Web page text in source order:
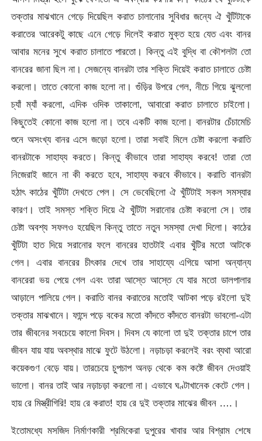
তক্তার মাঝখানে গেড়ে দিয়েছিল করাত চালানোর সুবিধার জন্যে ঐ খুঁটিটাকে
করাতের আরেকটু কাছে এনে গেড়ে দিলেই করাত মুক্ত হয়ে যেত এবং বানর
আবার মনের সুখে করাত চালাতে পারতো। কিন্তু এই বুদ্ধি বা কৌশলটা তো
বানরের জানা ছিল না। সেজন্যে বানরটা তার শক্তি দিয়েই করাত চালাতে চেষ্টা
করলো। তাতে কোনো কাজ হলো না। গুঁড়ির উপরে গেল, নীচে গিয়ে ঝুললো
চ্যাঁ ম্যাঁ করলো, এদিক ওদিক তাকালো, আবারো করাত চালাতে চাইলো।
কিছুতেই কোনো কাজ হলো না। তবে একটি কাজ হলো। বানরটার চেঁচামেচি
শুনে অসংখ্য বানর এসে জড়ো হলো। তারা সবাই মিলে চেষ্টা করলো করাতি
বানরটাকে সাহায্য করতে। কিন্তু কীভাবে তারা সাহায্য করবে! তারা তো
নিজেরাই জানে না কী করতে হবে, সাহায্য করবে কীভাবে। করাতি বানরটা
হঠাৎ কাঠের খুঁটিটা দেখতে পেল। সে ভেবেছিলো ঐ খুঁটিটাই সকল সমস্যার
কারণ। তাই সমস্ত শক্তি দিয়ে ঐ খুঁটিটা সরানোর চেষ্টা করলো সে। তার
চেষ্টা অবশ্য সফলও হয়েছিল কিন্তু তাতে নতুন সমস্যা দেখা দিলো। কাঠের
খুঁটিটা হাত দিয়ে সরানোর ফলে বানরের হাতটাই এবার খুঁটির মতো আটকে
গেল। এবার বানরের চীৎকার দেখে তার সাহায্যে এগিয়ে আসা অন্যান্য
বানরেরা ভয় পেয়ে গেল এবং তারা আস্তে আস্তে যে যার মতো ডালপালার
আড়ালে পালিয়ে গেল। করাতি বানর করাতের মতোই আটকা পড়ে রইলো দুই
তক্তার মাঝখানে। ফান্দে পড়ে বকের মতো কাঁদতে কাঁদতে বানরটা ভাবলো-এটা
তার জীবনের সবচেয়ে কালো দিবস। দিবস যে কালো তা দুই তক্তার চাপে তার
জীবন যায় যায় অবস্থার মাঝে ফুটে উঠলো। নড়াচড়া করলেই বরং ব্যথা আরো
কয়েকগুণ বেড়ে যায়। তারচেয়ে চুপচাপ অনড় থেকে কম কষ্টে জীবন দেওয়াই
ভালো। বানর তাই আর নড়াচড়া করলো না। এভাবে ঘণ্টাখানেক কেটে গেল।
হায় রে মিস্ত্রীগিরি! হায় রে করাত! হায় রে দুই তক্তার মাঝের জীবন ….।
ইতোমধ্যে মসজিদ নির্মাণকারী শ্রমিকেরা দুপুরের খাবার আর বিশ্রাম শেষে